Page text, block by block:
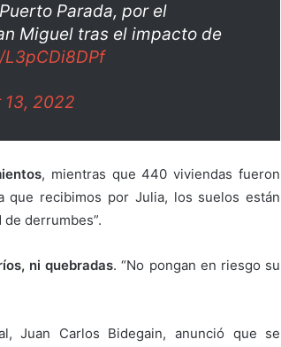
Parada, por el
Miguel tras el impacto de
13, 2022
, mientras que 440 viviendas fueron
que recibimos por Julia, los suelos están
derrumbes”.
ni quebradas. “No pongan en riesgo su
Juan Carlos Bidegain, anunció que se